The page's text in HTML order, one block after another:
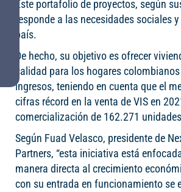
Este portafolio de proyectos, según
responde a las necesidades sociales
país.
De hecho, su objetivo es ofrecer
calidad para los hogares
ingresos, teniendo en cuenta que el
cifras récord en la venta de VIS en
comercialización de 162.271
Según Fuad Velasco, presidente de
Partners, “esta iniciativa está
manera directa al crecimiento
con su entrada en funcionamiento se